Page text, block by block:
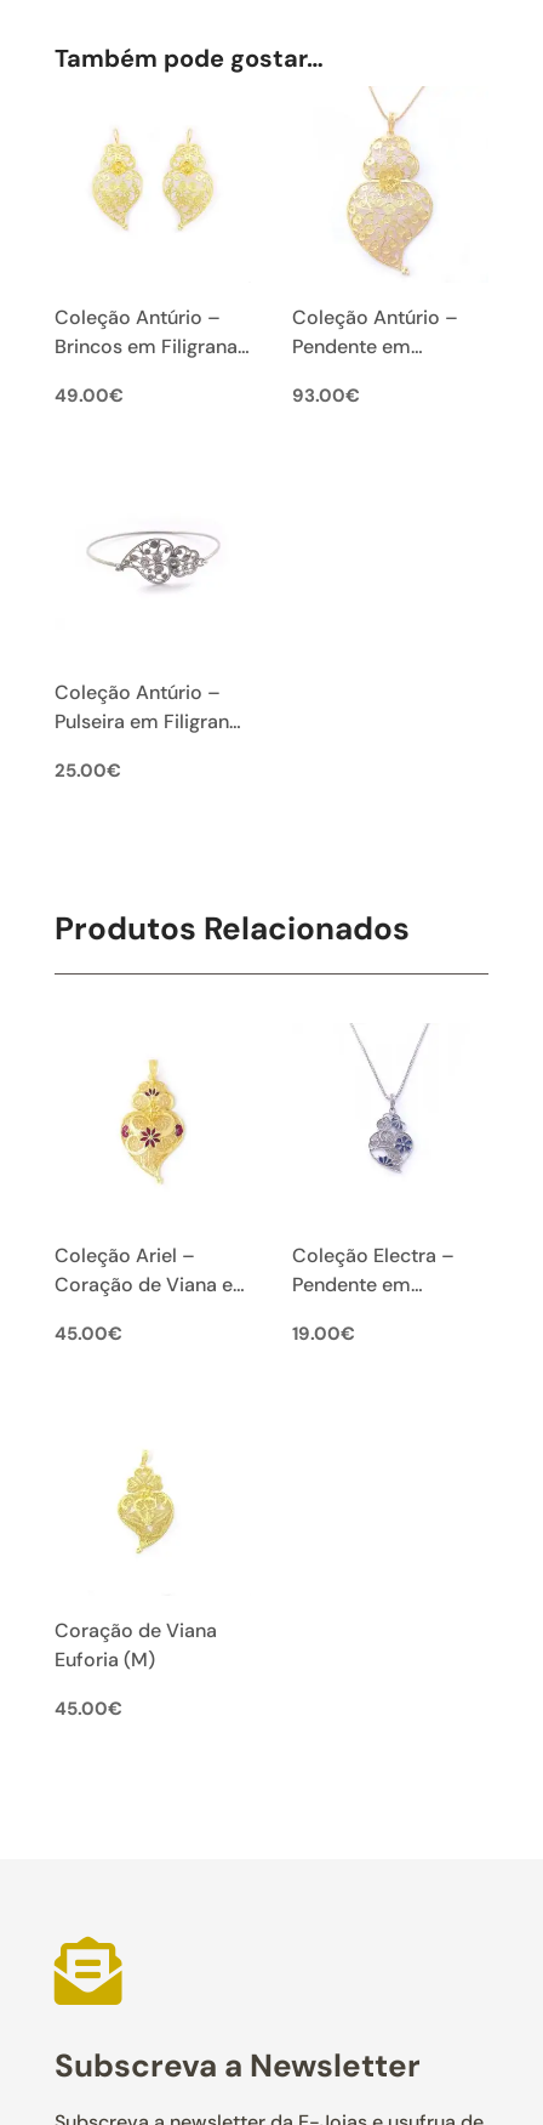
Também pode gostar…
Coleção Antúrio –
Brincos em Filigrana
49.00€
Coleção Antúrio –
Pendente em
(L)
93.00€
Coleção Antúrio –
Pulseira em Filigrana
25.00€
Produtos Relacionados
Coleção Ariel –
Coração de Viana em
45.00€
Coleção Electra –
Pendente em
(S)
19.00€
Coração de Viana
Euforia (M)
45.00€

Subscreva a Newsletter